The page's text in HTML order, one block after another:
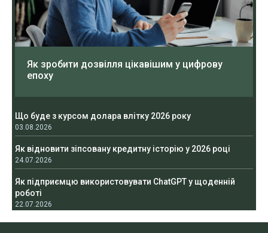
Як зробити дозвілля цікавішим у цифрову
епоху
Що буде з курсом долара влітку 2026 року
03.08.2026
Як відновити зіпсовану кредитну історію у 2026 році
24.07.2026
Як підприємцю використовувати ChatGPT у щоденній
роботі
22.07.2026